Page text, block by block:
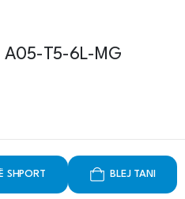
A05-T5-6L-MG
SHPORT BLEJ TANI